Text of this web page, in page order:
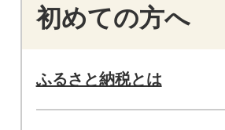
初めての方へ
ふるさと納税とは